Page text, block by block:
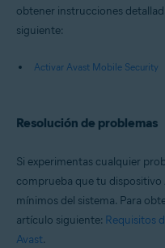
obtener instrucciones
siguiente:
Activar Avast Mobile Security
Resolución de problemas
Si experimentas cualquier
comprueba que tu
mínimos del sistema. Para
artículo siguiente: Requisitos
Avast.